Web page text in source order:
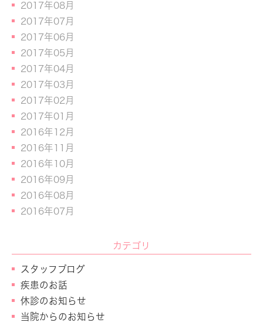
2017年08月
2017年07月
2017年06月
2017年05月
2017年04月
2017年03月
2017年02月
2017年01月
2016年12月
2016年11月
2016年10月
2016年09月
2016年08月
2016年07月
カテゴリ
スタッフブログ
疾患のお話
休診のお知らせ
当院からのお知らせ